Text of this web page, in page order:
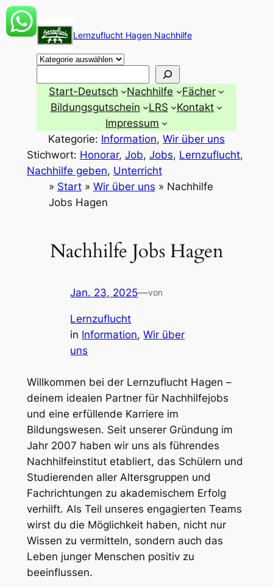
Zum
Inhalt
springen
Lernzuflucht Hagen Nachhilfe
Start-Deutsch Nachhilfe
Fächer
Bildungsgutschein
LRS
Kontakt
Impressum
Kategorie: Information, Wir über uns
Stichwort: Honorar, Job, Jobs, Lernzuflucht
Nachhilfe geben, Unterricht
» Start» Wir über uns » Nachhilfe
Jobs Hagen
Nachhilfe Jobs Hagen
Jan. 23, 2025—von
Lernzuflucht
in Information, Wir über
uns
Willkommen bei der Lernzuflucht Hagen –
deinem idealen Partner für Nachhilfejobs
und eine erfüllende Karriere im
Bildungswesen. Seit unserer Gründung im
Jahr 2007 haben wir uns als führendes
Nachhilfeinstitut etabliert, das Schülern und
Studierenden aller Altersgruppen und
Fachrichtungen zu akademischem Erfolg
verhilft. Als Teil unseres engagierten Teams
wirst du die Möglichkeit haben, nicht nur
Wissen zu vermitteln, sondern auch das
Leben junger Menschen positiv zu
beeinflussen.